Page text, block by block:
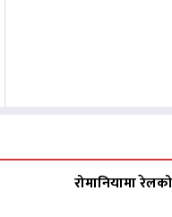
रोमानियामा